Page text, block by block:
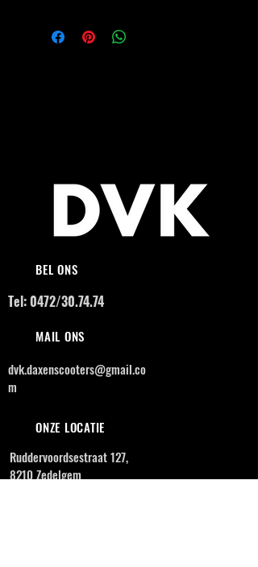
BEL ONS
Tel: 0472/30.74.74
MAIL ONS
dvk.daxenscooters@gmail.co
m
ONZE LOCATIE
Ruddervoordsestraat 127,
8210 Zedelgem